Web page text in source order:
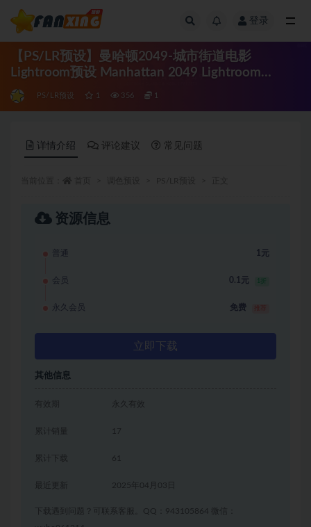
登录
【PS/LR预设】曼哈顿2049-城市街道电影
Lightroom预设 Manhattan 2049 Lightroom
Presets
PS/LR预设 1 356 1
详情介绍 评论建议 常见问题
资源信息
普通 1元
会员 0.1元 1折
永久会员 免费
立即下载
其他信息
有效期 永久有效
累计销量 17
累计下载 61
2025年04月03日
下载遇到问题？可联系客服。QQ：943105864 微信：